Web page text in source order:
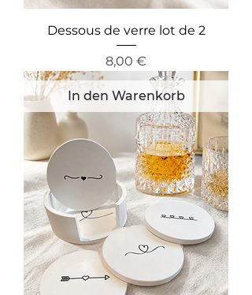
Dessous de verre lot de 2
Preis
8,00 €
In den Warenkorb